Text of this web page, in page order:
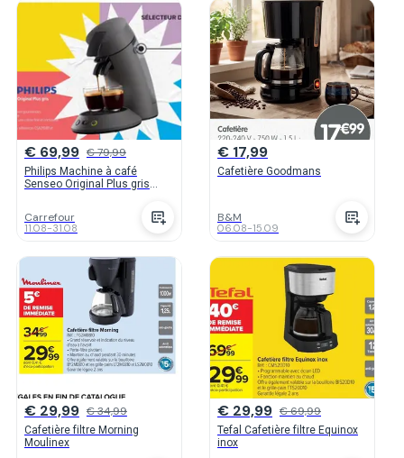
€ 69,99 € 79,99
Philips Machine à café
Senseo Original Plus gris
Carrefour
11.08-31.08
€ 17,99
Cafetière Goodmans
B&M
06.08-15.09
€ 29,99 € 34,99
Cafetière filtre Morning
Moulinex
€ 29,99 € 69,99
Tefal Cafetière filtre Equinox
inox